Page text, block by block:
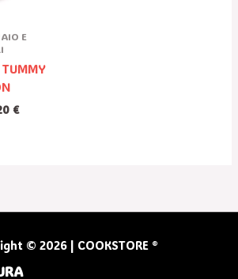
E
TUMMY
€
© 2026 | COOKSTORE ®